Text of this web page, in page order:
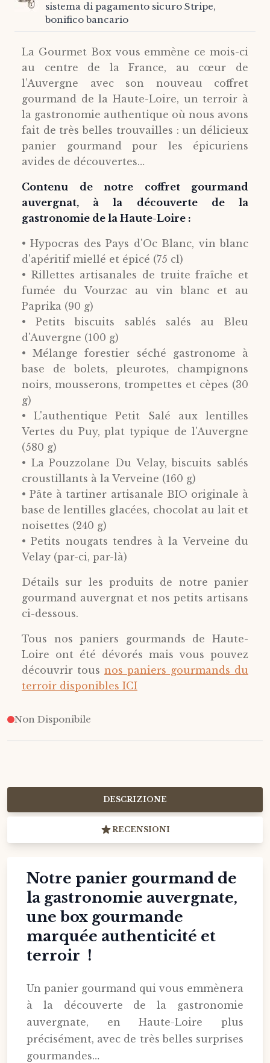
sistema di pagamento sicuro Stripe,
bonifico bancario
La Gourmet Box vous emmène ce mois-ci
au centre de la France, au cœur de
l’Auvergne avec son nouveau coffret
gourmand de la Haute-Loire, un terroir à
la gastronomie authentique où nous avons
fait de très belles trouvailles : un délicieux
panier gourmand pour les épicuriens
avides de découvertes…
Contenu de notre coffret gourmand
auvergnat, à la découverte de la
gastronomie de la Haute-Loire :
• Hypocras des Pays d'Oc Blanc, vin blanc
d'apéritif miellé et épicé (75 cl)
• Rillettes artisanales de truite fraîche et
fumée du Vourzac au vin blanc et au
Paprika (90 g)
• Petits biscuits sablés salés au Bleu
d'Auvergne (100 g)
• Mélange forestier séché gastronome à
base de bolets, pleurotes, champignons
noirs, mousserons, trompettes et cèpes (30
g)
• L'authentique Petit Salé aux lentilles
Vertes du Puy, plat typique de l'Auvergne
(580 g)
• La Pouzzolane Du Velay, biscuits sablés
croustillants à la Verveine (160 g)
• Pâte à tartiner artisanale BIO originale à
base de lentilles glacées, chocolat au lait et
noisettes (240 g)
• Petits nougats tendres à la Verveine du
Velay (par-ci, par-là)
Détails sur les produits de notre panier
gourmand auvergnat et nos petits artisans
ci-dessous.
Tous nos paniers gourmands de Haute-
Loire ont été dévorés mais vous pouvez
découvrir tous nos paniers gourmands du
terroir disponibles ICI
Non Disponibile
DESCRIZIONE
RECENSIONI
Notre panier gourmand de
la gastronomie auvergnate,
une box gourmande
marquée authenticité et
terroir !
Un panier gourmand qui vous emmènera
à la découverte de la gastronomie
auvergnate, en Haute-Loire plus
précisément, avec de très belles surprises
gourmandes…